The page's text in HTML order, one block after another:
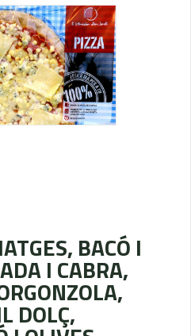
BACÓ I
I CABRA,
DOLÇ,